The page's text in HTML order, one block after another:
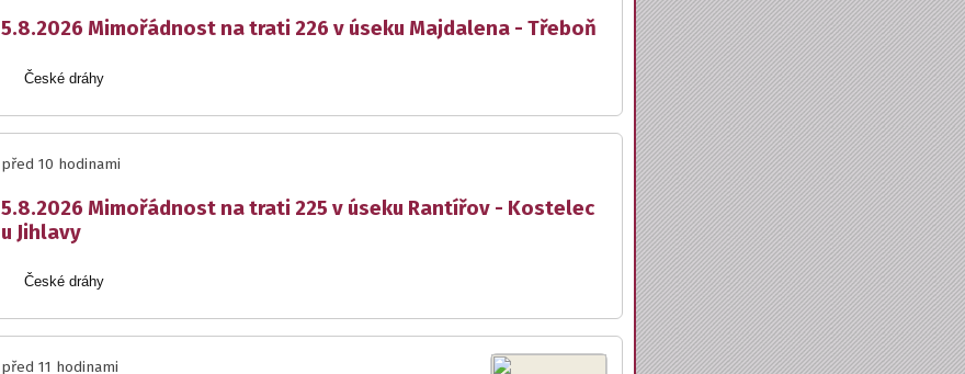
5.8.2026 Mimořádnost na trati 226 v úseku Majdalena - Třeboň
České dráhy
před 10 hodinami
5.8.2026 Mimořádnost na trati 225 v úseku Rantířov - Kostelec
u Jihlavy
České dráhy
před 11 hodinami